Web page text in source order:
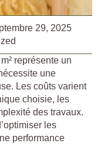
29, 2025
représente un
une
Les coûts varient
choisie, les
des travaux.
les
performance